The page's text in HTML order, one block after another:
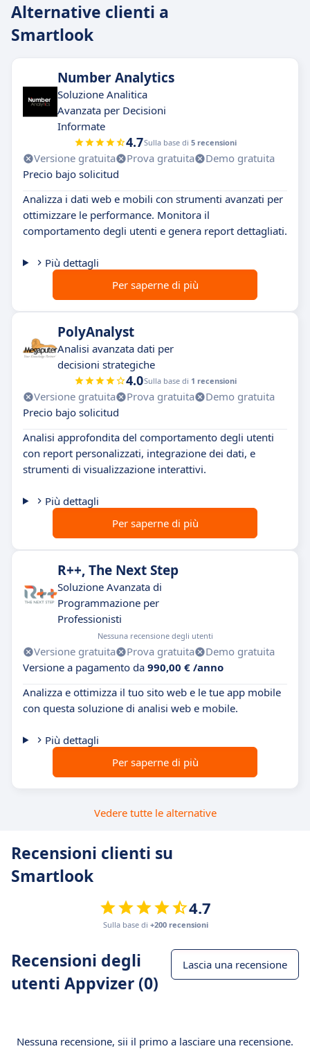
Alternative clienti a
Smartlook
Number Analytics
Soluzione Analitica
Avanzata per Decisioni
Informate
4.7Sulla base di 5 recensioni
Versione gratuita Prova gratuita
Demo gratuita
Precio bajo solicitud
Analizza i dati web e mobili con strumenti avanzati per
ottimizzare le performance. Monitora il
comportamento degli utenti e genera report dettagliati.
Più dettagli
Per saperne di più
PolyAnalyst
Analisi avanzata dati per
decisioni strategiche
4.0Sulla base di 1 recensioni
Versione gratuita Prova gratuita
Demo gratuita
Precio bajo solicitud
Analisi approfondita del comportamento degli utenti
con report personalizzati, integrazione dei dati, e
strumenti di visualizzazione interattivi.
Più dettagli
Per saperne di più
R++, The Next Step
Soluzione Avanzata di
Programmazione per
Professionisti
Nessuna recensione degli utenti
Versione gratuita Prova gratuita
Demo gratuita
Versione a pagamento da 990,00 € /anno
Analizza e ottimizza il tuo sito web e le tue app mobile
con questa soluzione di analisi web e mobile.
Più dettagli
Per saperne di più
Vedere tutte le alternative
Recensioni clienti su
Smartlook
4.7
Sulla base di +200 recensioni
Recensioni degli
utenti Appvizer (0)
Lascia una recensione
Nessuna recensione, sii il primo a lasciare una recensione.